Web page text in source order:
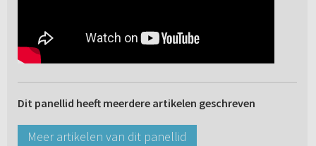
Dit panellid heeft meerdere artikelen geschreven
Meer artikelen van dit panellid